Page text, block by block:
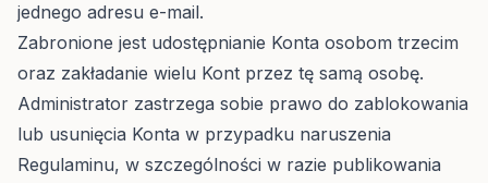
jednego adresu e-mail.
Zabronione jest udostępnianie Konta osobom trzecim
oraz zakładanie wielu Kont przez tę samą osobę.
Administrator zastrzega sobie prawo do zablokowania
lub usunięcia Konta w przypadku naruszenia
Regulaminu, w szczególności w razie publikowania